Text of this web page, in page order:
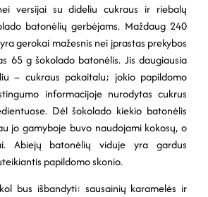
versijai su dideliu cukraus ir riebalų
batonėlių gerbėjams. Maždaug 240
gerokai mažesnis nei įprastas prekybos
65 g šokolado batonėlis. Jis daugiausia
– cukraus pakaitalu; jokio papildomo
informacijoje nurodytas cukrus
Dėl šokolado kiekio batonėlis
jo gamyboje buvo naudojami kokosų, o
Abiejų batonėlių viduje yra gardus
papildomo skonio.
bus išbandyti: sausainių karamelės ir